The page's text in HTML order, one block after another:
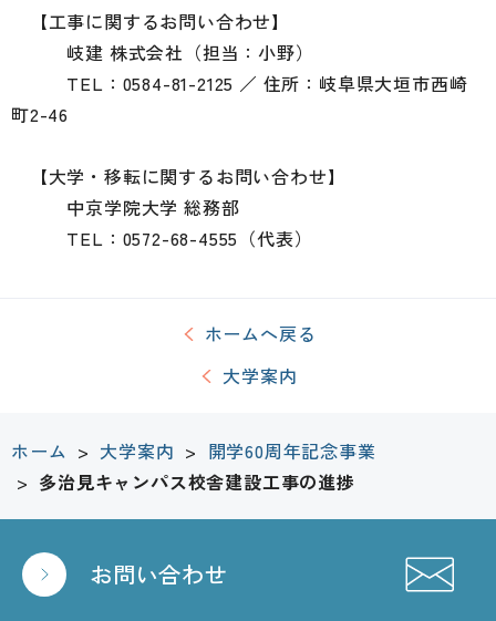
【工事に関するお問い合わせ】
岐建 株式会社（担当：小野）
TEL：0584-81-2125 ／ 住所：岐阜県大垣市西崎
町2-46
【大学・移転に関するお問い合わせ】
中京学院大学 総務部
TEL：0572-68-4555（代表）
大学案内
ホームへ戻る
ホーム > 大学案内 > 開学60周年記念事業
> 多治見キャンパス校舎建設工事の進捗
お問い合わせ